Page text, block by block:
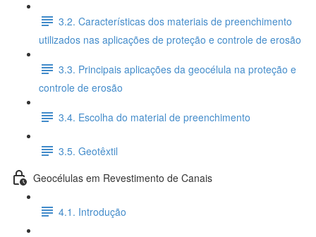
3.2. Características dos materiais de preenchimento
utilizados nas aplicações de proteção e controle de erosão
3.3. Principais aplicações da geocélula na proteção e
controle de erosão
3.4. Escolha do material de preenchimento
3.5. Geotêxtil
Geocélulas em Revestimento de Canais
4.1. Introdução